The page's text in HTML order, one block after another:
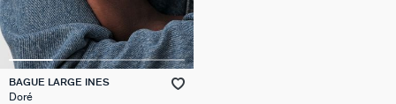
BAGUE LARGE INES
Doré